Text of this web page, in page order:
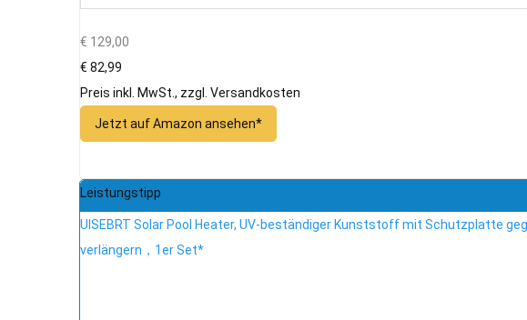
€ 129,00
€ 82,99
Preis inkl. MwSt., zzgl. Versandkosten
Jetzt auf Amazon ansehen*
Leistungstipp
UISEBRT Solar Pool Heater, UV-beständiger Kunststoff mit Schutzplatte
verlängern，1er Set*